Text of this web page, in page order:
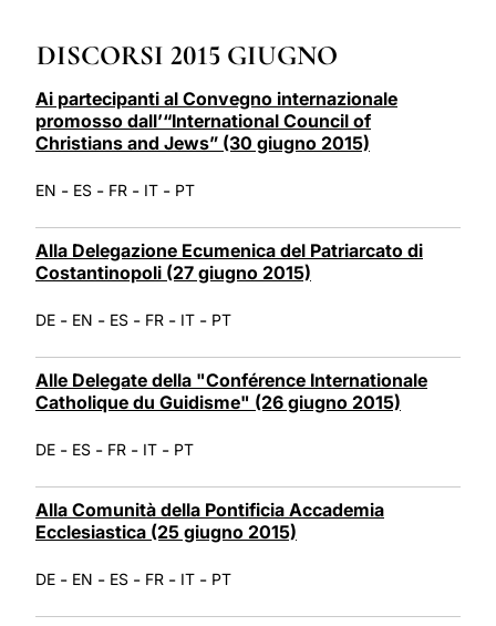
DISCORSI 2015 GIUGNO
Ai partecipanti al Convegno internazionale
promosso dall’“International Council of
Christians and Jews” (30 giugno 2015)
EN - ES - FR - IT - PT
Alla Delegazione Ecumenica del Patriarcato di
Costantinopoli (27 giugno 2015)
DE - EN - ES - FR - IT - PT
Alle Delegate della "Conférence Internationale
Catholique du Guidisme" (26 giugno 2015)
DE - ES - FR - IT - PT
Alla Comunità della Pontificia Accademia
Ecclesiastica (25 giugno 2015)
DE - EN - ES - FR - IT - PT